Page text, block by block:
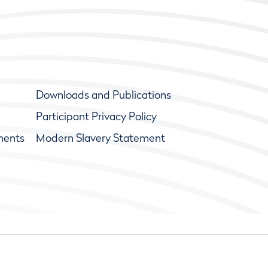
Downloads and Publications
Participant Privacy Policy
Modern Slavery Statement